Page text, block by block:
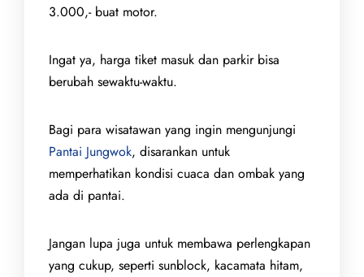
3.000,- buat motor.
Ingat ya, harga tiket masuk dan parkir bisa
berubah sewaktu-waktu.
Bagi para wisatawan yang ingin mengunjungi
Pantai Jungwok, disarankan untuk
memperhatikan kondisi cuaca dan ombak yang
ada di pantai.
Jangan lupa juga untuk membawa perlengkapan
yang cukup, seperti sunblock, kacamata hitam,